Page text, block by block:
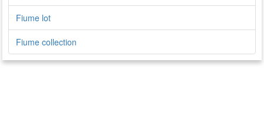
Fiume lot
Fiume collection